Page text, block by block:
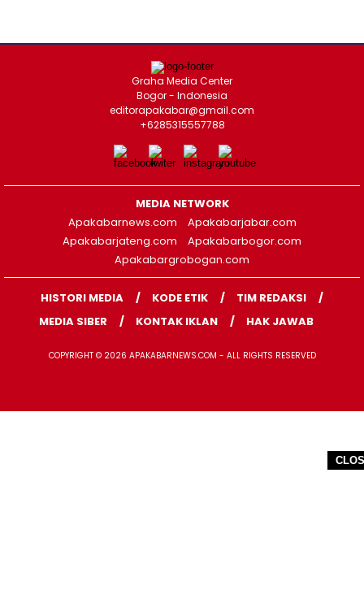
Graha Media Center
Bogor - Indonesia
editorapakabar@gmail.com
+6285315557788
MEDIA NETWORK
Apakabarnews.com
Apakabarjabar.com
Apakabarjateng.com
Apakabarbogor.com
Apakabargrobogan.com
HISTORI MEDIA KODE ETIK
TIM REDAKSI
MEDIA SIBER
KONTAK IKLAN HAK JAWAB
COPYRIGHT © 2026 APAKABARNEWS.COM - ALL RIGHTS RESERVED